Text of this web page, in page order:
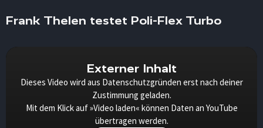
Frank Thelen testet Poli-Flex Turbo
Externer Inhalt
Dieses Video wird aus Datenschutzgründen erst nach deiner
Zustimmung geladen.
Mit dem Klick auf »Video laden« können Daten an YouTube
übertragen werden.